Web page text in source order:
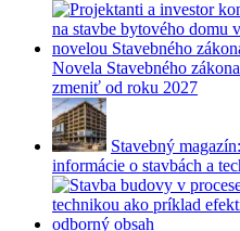
Novela Stavebného
zmeniť od roku 2027
Stavebný
informácie o stavbách a